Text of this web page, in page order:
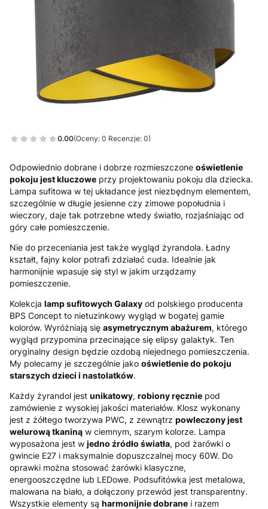
0.00(Oceny: 0 Recenzje: 0)
Odpowiednio dobrane i dobrze rozmieszczone oświetlenie
pokoju jest kluczowe przy projektowaniu pokoju dla dziecka.
Lampa sufitowa w tej układance jest niezbędnym elementem,
szczególnie w długie jesienne czy zimowe popołudnia i
wieczory, daje tak potrzebne wtedy światło, rozjaśniając od
góry całe pomieszczenie.
Nie do przeceniania jest także wygląd żyrandola. Ładny
kształt, fajny kolor potrafi zdziałać cuda. Idealnie jak
harmonijnie wpasuje się styl w jakim urządzamy
pomieszczenie.
Kolekcja lamp sufitowych Galaxy od polskiego producenta
BPS Concept to nietuzinkowy wygląd w bogatej gamie
kolorów. Wyróżniają się asymetrycznym abażurem, którego
wygląd przypomina przecinające się elipsy galaktyk. Ten
oryginalny design będzie ozdobą niejednego pomieszczenia.
My polecamy je szczególnie jako oświetlenie do pokoju
starszych dzieci i nastolatków.
Każdy żyrandol jest unikatowy, robiony ręcznie pod
zamówienie z wysokiej jakości materiałów. Klosz wykonany
jest z żółtego tworzywa PWC, z zewnątrz powleczony jest
welurową tkaniną w ciemnym, szarym kolorze. Lampa
wyposażona jest w jedno źródło światła, pod żarówki o
gwincie E27 i maksymalnie dopuszczalnej mocy 60W. Do
oprawki można stosować żarówki klasyczne,
energooszczędne lub LEDowe. Podsufitówka jest metalowa,
malowana na biało, a dołączony przewód jest transparentny.
Wszystkie elementy są harmonijnie dobrane i razem